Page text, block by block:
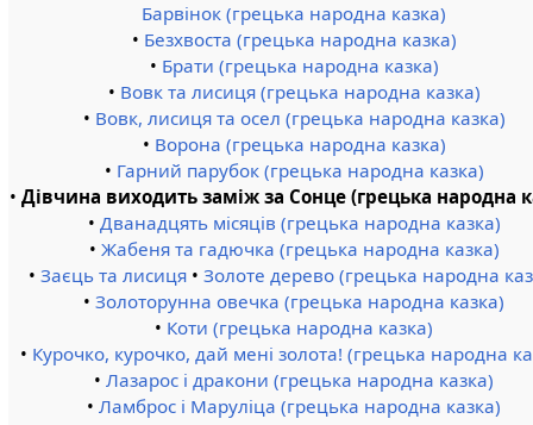
Барвінок (грецька народна казка)
• Безхвоста (грецька народна казка)
• Брати (грецька народна казка)
• Вовк та лисиця (грецька народна казка)
• Вовк, лисиця та осел (грецька народна казка)
• Ворона (грецька народна казка)
• Гарний парубок (грецька народна казка)
• Дівчина виходить заміж за Сонце (грецька народна
• Дванадцять місяців (грецька народна казка)
• Жабеня та гадючка (грецька народна казка)
•Заєць та лисиця •Золоте дерево (грецька народна
•Золоторунна овечка (грецька народна казка)
• Коти (грецька народна казка)
• Курочко, курочко, дай мені золота! (грецька народна
•Лазарос і дракони (грецька народна казка)
•Ламброс і Маруліца (грецька народна казка)